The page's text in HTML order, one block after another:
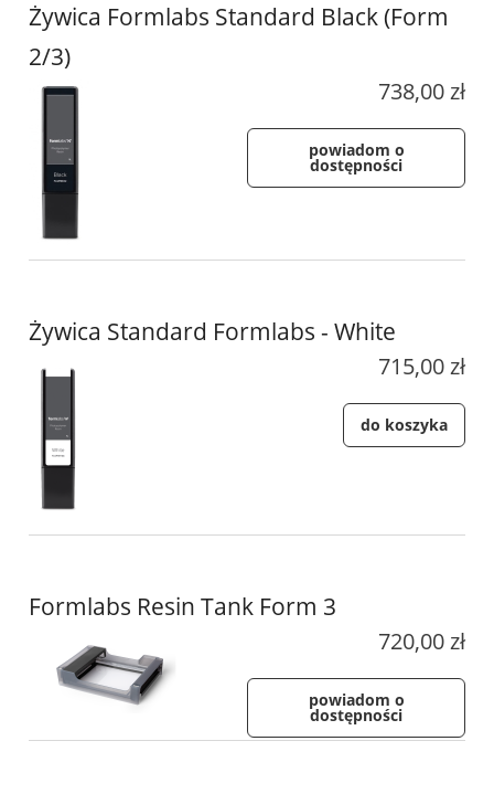
Żywica Formlabs Standard Black (Form
2/3)
738,00 zł
powiadom o
dostępności
Żywica Standard Formlabs - White
715,00 zł
do koszyka
Formlabs Resin Tank Form 3
720,00 zł
powiadom o
dostępności